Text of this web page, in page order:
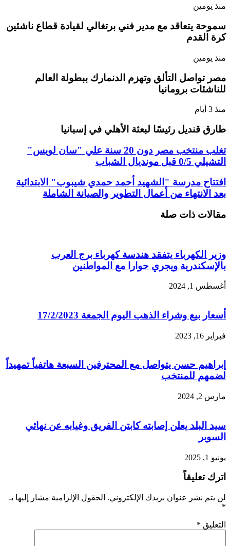
منذ يومين
سموحة يتعاقد مع مدير فني برتغالي لقيادة قطاع ناشئين
كرة القدم
منذ يومين
مصر تواصل التألق وتهزم الدنمارك ببطولة العالم
للناشئات برومانيا
منذ 3 أيام
طارق قنديل رئيسًا لبعثة الأهلي في إسبانيا
تغلب منتخب مصر دون 20 سنة علي "سان لويس"
التشيلي 0/5 قبل مونديال الشباب
افتتاح مدرسة "الشهيد أحمد حمدي شيبوب" الابتدائية
بعد الانتهاء من أعمال التطوير والصيانة الشاملة
مقالات ذات صلة
وزير الكهرباء يتفقد هندسة كهرباء برج العرب
بالإسكندرية ويجري حوارا مع المواطنين
أغسطس 1, 2024
أسعار بيع وشراء الذهب اليوم الجمعة 17/2/2023
فبراير 16, 2023
إبراهيم حسن يتواصل مع المحترفين السبعة هاتفياً تمهيداً
لضمهم للمنتخب
مارس 2, 2024
سيد البلد يعلن إصابته كابتن الفريق وغيابه عن نهائي
السوبر
يونيو 1, 2025
اترك تعليقاً
لن يتم نشر عنوان بريدك الإلكتروني. الحقول الإلزامية مشار إليها بـ
*
التعليق *